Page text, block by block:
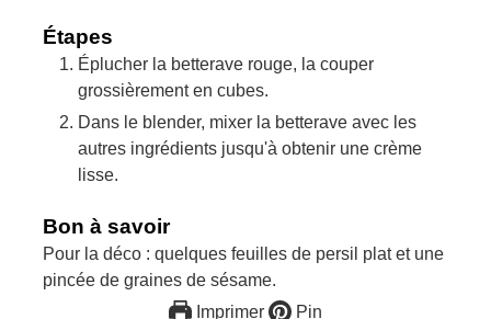
Étapes
Éplucher la betterave rouge, la couper
grossièrement en cubes.
Dans le blender, mixer la betterave avec les
autres ingrédients jusqu'à obtenir une crème
lisse.
Bon à savoir
Pour la déco : quelques feuilles de persil plat et une
pincée de graines de sésame.
Imprimer
Pin